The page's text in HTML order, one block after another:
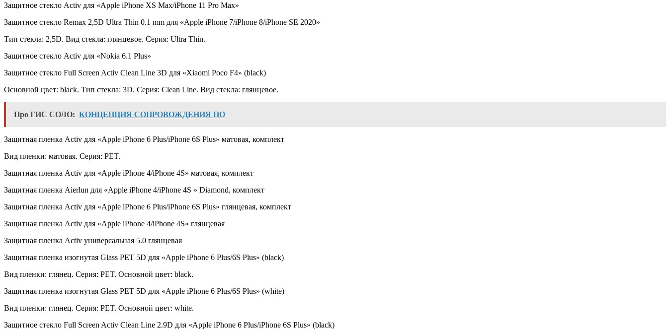
Защитное стекло Activ для «Apple iPhone XS Max/iPhone 11 Pro Max»
Защитное стекло Remax 2,5D Ultra Thin 0.1 mm для «Apple iPhone 7/iPhone 8/iPhone SE 2020»
Тип стекла: 2,5D. Вид стекла: глянцевое. Серия: Ultra Thin.
Защитное стекло Activ для «Nokia 6.1 Plus»
Защитное стекло Full Screen Activ Clean Line 3D для «Xiaomi Poco F4» (black)
Основной цвет: black. Тип стекла: 3D. Серия: Clean Line. Вид стекла: глянцевое.
Про ГИС СОЛО: КОНЦЕПЦИЯ СОПРОВОЖДЕНИЯ ПО
Защитная пленка Activ для «Apple iPhone 6 Plus/iPhone 6S Plus» матовая, комплект
Вид пленки: матовая. Серия: PET.
Защитная пленка Activ для «Apple iPhone 4/iPhone 4S» матовая, комплект
Защитная пленка Aierlun для «Apple iPhone 4/iPhone 4S » Diamond, комплект
Защитная пленка Activ для «Apple iPhone 6 Plus/iPhone 6S Plus» глянцевая, комплект
Защитная пленка Activ для «Apple iPhone 4/iPhone 4S» глянцевая
Защитная пленка Activ универсальная 5.0 глянцевая
Защитная пленка изогнутая Glass PET 5D для «Apple iPhone 6 Plus/6S Plus» (black)
Вид пленки: глянец. Серия: PET. Основной цвет: black.
Защитная пленка изогнутая Glass PET 5D для «Apple iPhone 6 Plus/6S Plus» (white)
Вид пленки: глянец. Серия: PET. Основной цвет: white.
Защитное стекло Full Screen Activ Clean Line 2.9D для «Apple iPhone 6 Plus/iPhone 6S Plus» (black)